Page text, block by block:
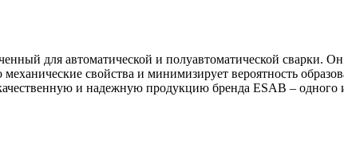
для автоматической и полуавтоматической сварки.
свойства и минимизирует вероятность
и надежную продукцию бренда ESAB – одного